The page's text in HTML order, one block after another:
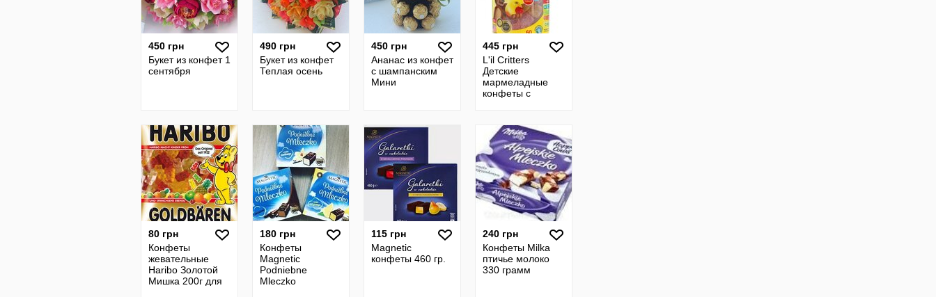
450 грн
Букет из конфет 1
сентября
490 грн
Букет из конфет
Теплая осень
450 грн
Ананас из конфет
с шампанским
Мини
445 грн
L'il Critters
Детские
мармеладные
конфеты с
Raspberry-
Lemonade
Flavors 60 Gum
80 грн
Конфеты
жевательные
Haribo Золотой
Мишка 200г для
180 грн
Конфеты
Magnetic
Podniebne
Mleczko
115 грн
Magnetic
конфеты 460 гр.
240 грн
Конфеты Milka
птичье молоко
330 грамм